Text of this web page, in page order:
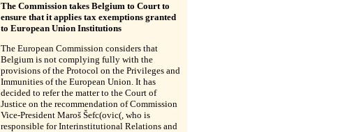
The Commission takes Belgium to Court to
ensure that it applies tax exemptions granted
to European Union Institutions
The European Commission considers that
Belgium is not complying fully with the
provisions of the Protocol on the Privileges and
Immunities of the European Union. It has
decided to refer the matter to the Court of
Justice on the recommendation of Commission
Vice-President Maroš Šefc(ovic(, who is
responsible for Interinstitutional Relations and